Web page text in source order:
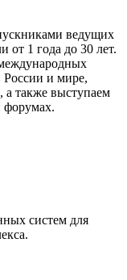
ведущих
от 1 года до 30 лет.
России и мире,
также выступаем
форумах.
систем для